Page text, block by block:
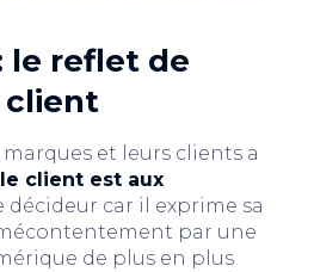
le reflet de
client
et leurs clients a
le client est aux
décideur car il exprime sa
par une
de plus en plus